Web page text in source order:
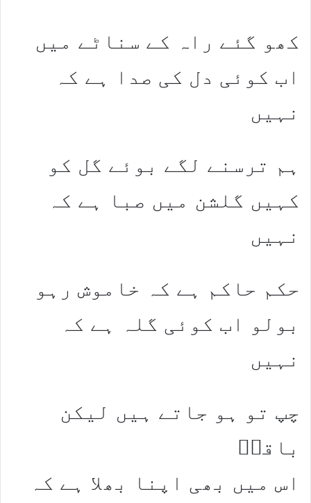
کھو گئے راہ کے سناٹے میں
اب کوئی دل کی صدا ہے کہ
نہیں
ہم ترسنے لگے بوئے گل کو
کہیں گلشن میں صبا ہے کہ
نہیں
حکم حاکم ہے کہ خاموش رہو
بولو اب کوئی گلہ ہے کہ
نہیں
چپ تو ہو جاتے ہیں لیکن
باقیؔ
اس میں بھی اپنا بھلا ہے کہ